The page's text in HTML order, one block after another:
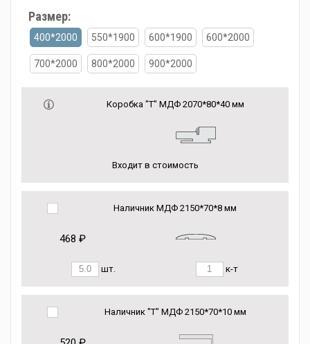
Размер:
400*2000 550*1900 600*1900 600*2000
700*2000 800*2000 900*2000
Коробка "Т" МДФ 2070*80*40 мм
Входит в стоимость
Наличник МДФ 2150*70*8 мм
468 ₽
шт. к-т
Наличник "Т" МДФ 2150*70*10 мм